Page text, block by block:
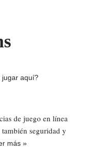
jugar aquí?
de juego en línea
seguridad y
más »